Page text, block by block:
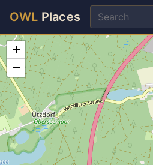
OWL Places
+
−